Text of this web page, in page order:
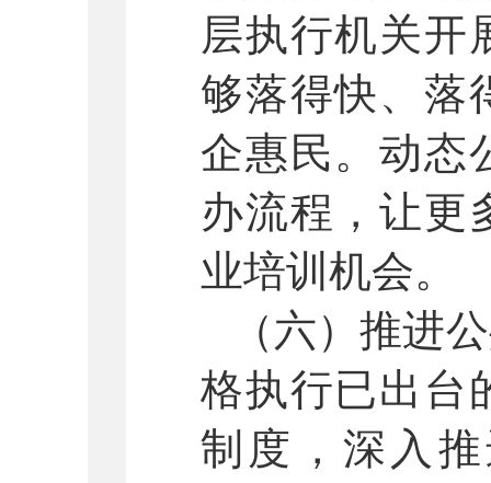
层执行机关开
够落得快、落
企惠民。动态
办流程，让更
业培训机会。
（六）推进
格执行已出台
制度，深入